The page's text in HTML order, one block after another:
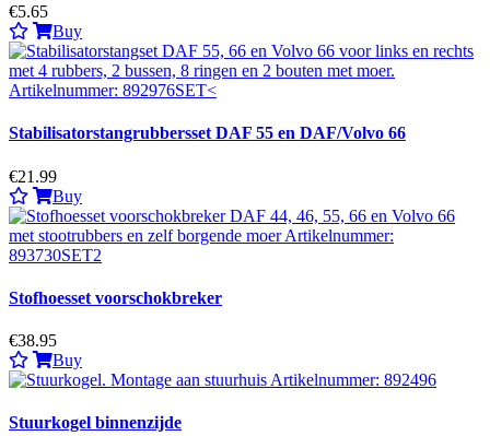
€5.65
Buy
Stabilisatorstangrubbersset DAF 55 en DAF/Volvo 66
€21.99
Buy
Stofhoesset voorschokbreker
€38.95
Buy
Stuurkogel binnenzijde